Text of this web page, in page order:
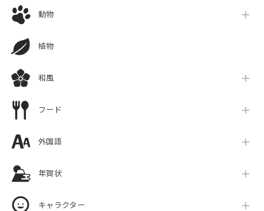
動物
植物
和風
フード
外国語
年賀状
キャラクター